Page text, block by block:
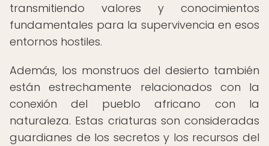
transmitiendo valores y conocimientos
fundamentales para la supervivencia en esos
entornos hostiles.
Además, los monstruos del desierto también
están estrechamente relacionados con la
conexión del pueblo africano con la
naturaleza. Estas criaturas son consideradas
guardianes de los secretos y los recursos del